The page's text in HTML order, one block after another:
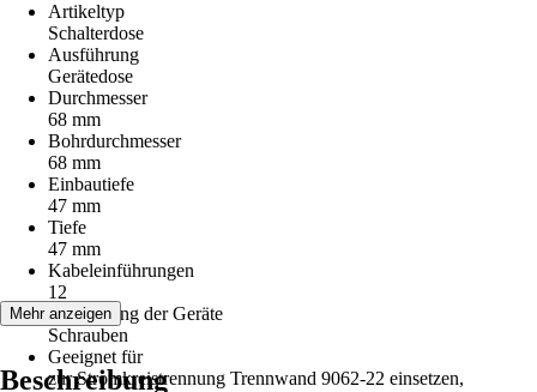
Artikeltyp
Schalterdose
Ausführung
Gerätedose
Durchmesser
68 mm
Bohrdurchmesser
68 mm
Einbautiefe
47 mm
Tiefe
47 mm
Kabeleinführungen
12
Befestigung der Geräte
Schrauben
Geeignet für
zur Stromkreistrennung Trennwand 9062-22 einsetzen,
Mehr anzeigen
Beschreibung